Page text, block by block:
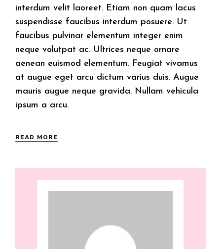
interdum velit laoreet. Etiam non quam lacus
suspendisse faucibus interdum posuere. Ut
faucibus pulvinar elementum integer enim
neque volutpat ac. Ultrices neque ornare
aenean euismod elementum. Feugiat vivamus
at augue eget arcu dictum varius duis. Augue
mauris augue neque gravida. Nullam vehicula
ipsum a arcu.
READ MORE